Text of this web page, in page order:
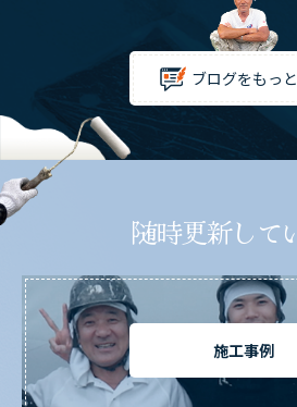
ブログをもっ
随時更新して
施工事例